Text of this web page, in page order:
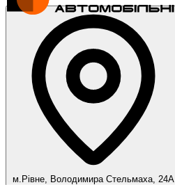
м.Рівне, Володимира Стельмаха, 24А